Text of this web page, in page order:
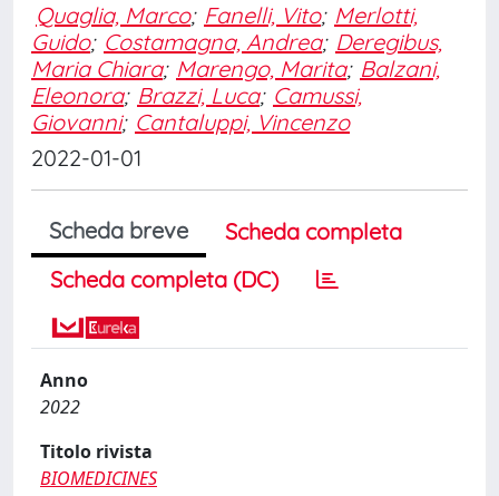
Quaglia, Marco; Fanelli, Vito; Merlotti,
Guido; Costamagna, Andrea; Deregibus,
Maria Chiara; Marengo, Marita; Balzani,
Eleonora; Brazzi, Luca; Camussi,
Giovanni; Cantaluppi, Vincenzo
2022-01-01
Scheda breve
Scheda completa
Scheda completa (DC)
Anno
2022
Titolo rivista
BIOMEDICINES